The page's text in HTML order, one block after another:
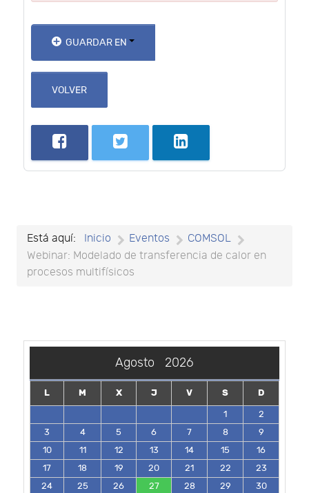
GUARDAR EN
VOLVER
Está aquí: Inicio Eventos
COMSOL
Webinar: Modelado de transferencia de calor en
procesos multifísicos
Agosto 2026
L M X J V S
D
1
2
3
4 5 6 7 8
9
10
11 12 13 14 15
16
17
18 19 20 21 22
23
24
25 26 27 28 29
30